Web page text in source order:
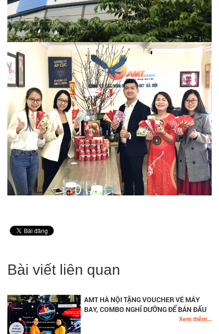
Bài viết liên quan
AMT HÀ NỘI TẶNG VOUCHER VÉ MÁY
BAY, COMBO NGHỈ DƯỠNG ĐỂ BÁN ĐẤU
GIÁ GÂY QUỸ MOTTAINAI 2020Xem thêm...